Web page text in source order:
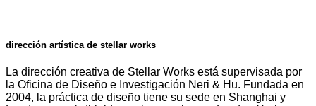
dirección artística de stellar works
La dirección creativa de Stellar Works está supervisada por
la Oficina de Diseño e Investigación Neri & Hu. Fundada en
2004, la práctica de diseño tiene su sede en Shanghai y